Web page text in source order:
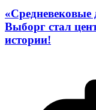
Выборг стал
истории!